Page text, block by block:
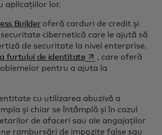
aplicațiilor lor.
Builderoferă carduri de credit și
cibernetică care le ajută să
de securitate la nivel enterprise.
furtului de identitateopens in a new tab
, care oferă
pentru a ajuta la
cu utilizarea abuzivă a
și chiar se întâmplă și în cazul
de afaceri sau ale angajaților
rambursări de impozite false sau